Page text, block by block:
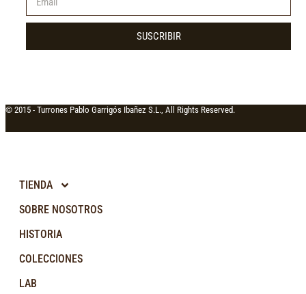
SUSCRIBIR
© 2015 - Turrones Pablo Garrigós Ibañez S.L., All Rights Reserved.
TIENDA
SOBRE NOSOTROS
HISTORIA
COLECCIONES
LAB